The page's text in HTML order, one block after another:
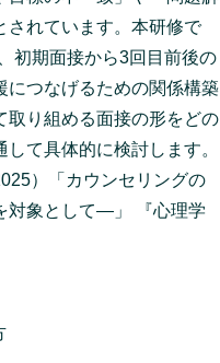
されています。本研修で
初期面接から3回目前後の
につなげるための関係構築
取り組める面接の形をどの
て具体的に検討します。
）「カウンセリングの
対象として―」 『心理学